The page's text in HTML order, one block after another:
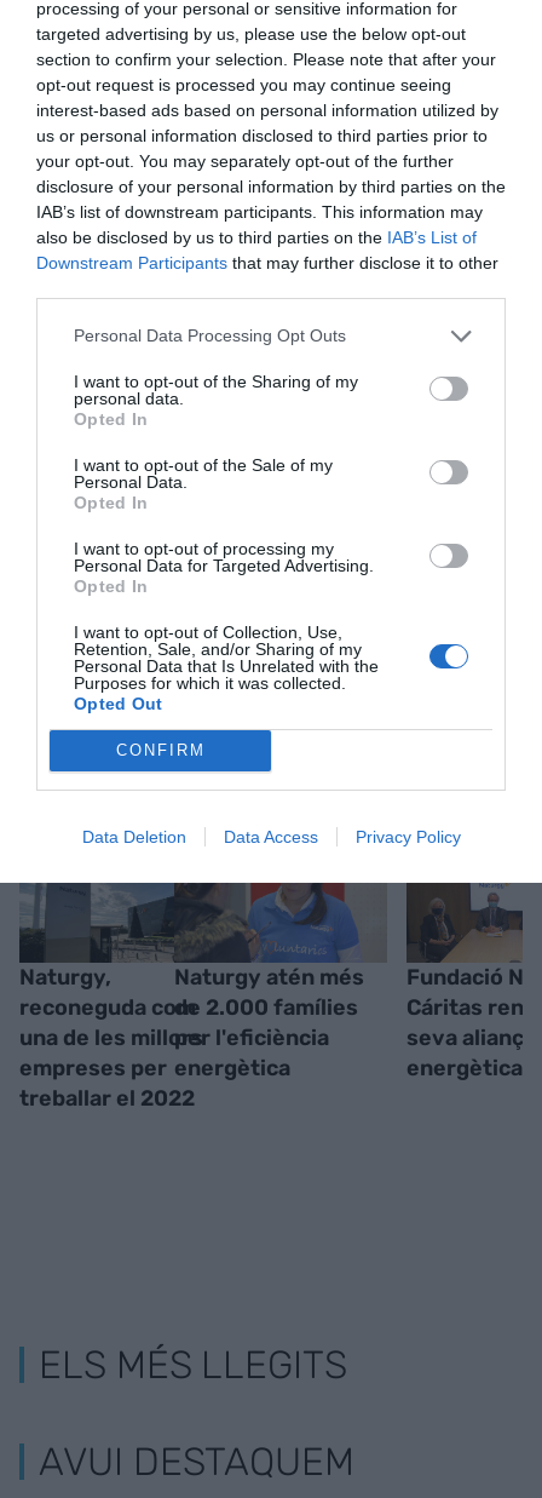
processing of your personal or sensitive information for
targeted advertising by us, please use the below opt-out
section to confirm your selection. Please note that after your
opt-out request is processed you may continue seeing
interest-based ads based on personal information utilized by
us or personal information disclosed to third parties prior to
your opt-out. You may separately opt-out of the further
disclosure of your personal information by third parties on the
IAB’s list of downstream participants. This information may
also be disclosed by us to third parties on the IAB’s List of
Downstream Participants that may further disclose it to other
Personal Data Processing Opt Outs
I want to opt-out of the Sharing of my
personal data.
Opted In
I want to opt-out of the Sale of my
Personal Data.
Opted In
I want to opt-out of processing my
Personal Data for Targeted Advertising.
Opted In
I want to opt-out of Collection, Use,
Retention, Sale, and/or Sharing of my
Personal Data that Is Unrelated with the
Purposes for which it was collected.
Opted Out
CONFIRM
Data Deletion Data Access Privacy Policy
dividends establerta al Pla Estratègic".
Segons el president de Naturgy,
Francisco Reynés, la companyia "persisteix en el
seu objectiu de creació de valor i realitzar una
gestió integrada de riscos". El directiu considera
que les operacions estratègiques de la companyia
esdevenen "factors clau per a fer front a la
AfegirVIA Empresa
com a font preferida de
Google de forma gratuïta
ACTIVAR ARA
RELACIONADES
Naturgy,
reconeguda com
una de les millors
empreses per
treballar el 2022
Naturgy atén més
de 2.000 famílies
per l'eficiència
energètica
Fundació
Cáritas
seva aliança
energètica
ELS MÉS LLEGITS
AVUI DESTAQUEM